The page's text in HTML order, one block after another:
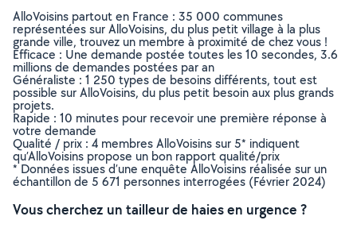
AlloVoisins partout en France : 35 000 communes
représentées sur AlloVoisins, du plus petit village à la plus
grande ville, trouvez un membre à proximité de chez vous !
Efficace : Une demande postée toutes les 10 secondes, 3.6
millions de demandes postées par an
Généraliste : 1 250 types de besoins différents, tout est
possible sur AlloVoisins, du plus petit besoin aux plus grands
projets.
Rapide : 10 minutes pour recevoir une première réponse à
votre demande
Qualité / prix : 4 membres AlloVoisins sur 5* indiquent
qu’AlloVoisins propose un bon rapport qualité/prix
* Données issues d’une enquête AlloVoisins réalisée sur un
échantillon de 5 671 personnes interrogées (Février 2024)
Vous cherchez un tailleur de haies en urgence ?